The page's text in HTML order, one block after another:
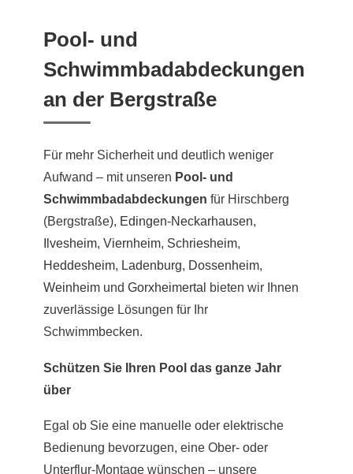
Pool- und
Schwimmbadabdeckungen
an der Bergstraße
Für mehr Sicherheit und deutlich weniger
Aufwand – mit unseren Pool- und
Schwimmbadabdeckungen für Hirschberg
(Bergstraße), Edingen-Neckarhausen,
Ilvesheim, Viernheim, Schriesheim,
Heddesheim, Ladenburg, Dossenheim,
Weinheim und Gorxheimertal
bieten wir Ihnen
zuverlässige Lösungen für Ihr
Schwimmbecken.
Schützen Sie Ihren Pool das ganze Jahr
über
Egal ob Sie eine manuelle oder elektrische
Bedienung bevorzugen, eine Ober- oder
Unterflur-Montage wünschen – unsere